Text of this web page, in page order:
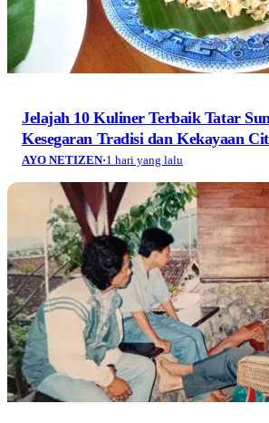
Jelajah 10 Kuliner Terbaik Tatar
Kesegaran Tradisi dan Kekayaan
AYO NETIZEN·1 hari yang lalu